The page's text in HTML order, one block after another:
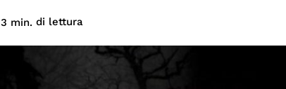
3 min. di lettura